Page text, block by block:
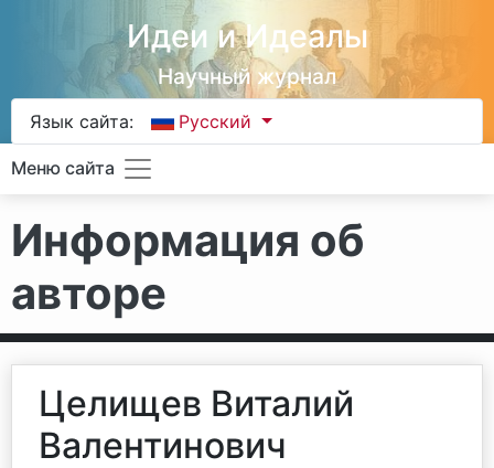
Идеи и Идеалы
Научный журнал
Язык сайта: Русский
Меню сайта
Информация об
авторе
Целищев Виталий
Валентинович